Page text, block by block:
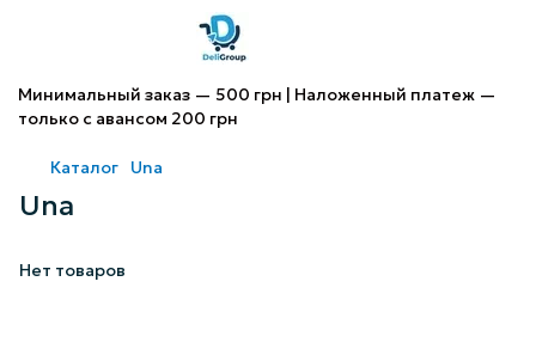
Минимальный заказ — 500 грн | Наложенный платеж —
только с авансом 200 грн
Каталог Una
Una
Нет товаров